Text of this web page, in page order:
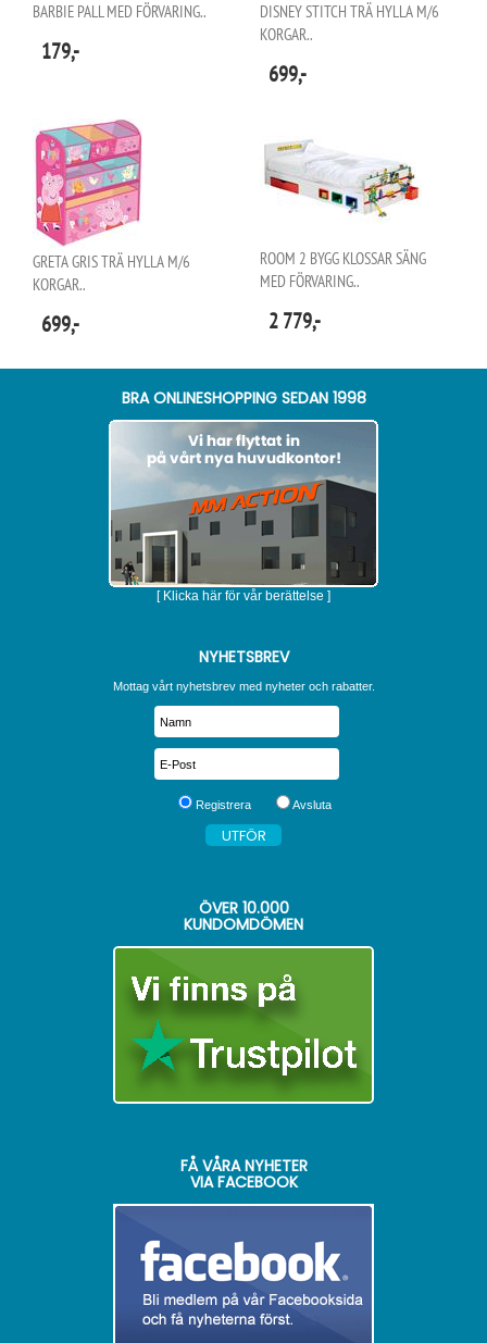
BARBIE PALL MED FÖRVARING..
179,-
DISNEY STITCH TRÄ HYLLA M/6
KORGAR..
699,-
GRETA GRIS TRÄ HYLLA M/6
KORGAR..
699,-
ROOM 2 BYGG KLOSSAR SÄNG
MED FÖRVARING..
2 779,-
BRA ONLINESHOPPING SEDAN 1998
[ Klicka här för vår berättelse ]
NYHETSBREV
Mottag vårt nyhetsbrev med nyheter och rabatter.
Registrera Avsluta
ÖVER 10.000
KUNDOMDÖMEN
FÅ VÅRA NYHETER
VIA FACEBOOK